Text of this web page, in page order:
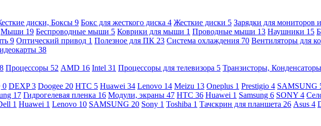
диски, Боксы 9 Бокс для жесткого диска 4 Жесткие диски 5 Зарядки для мониторов
Мыши 19 Беспроводные мыши 5 Коврики для мыши 1 Проводные мыши 13 Наушники 15
9 Оптический привод 1 Полезное для ПК 23 Система охлаждения 70 Вентиляторы для
38
Процессоры 52 AMD 16 Intel 31 Процессоры для телевизора 5 Транзисторы, Конденсаторы
0 DEXP3 Doogee 20 HTC 5 Huawei 34 Lenovo 14 Meizu 13 Oneplus 1 Prestigio 4 SAMSUNG
17 Гидрогелевая пленка 16 Модули, экраны 47 HTC 36 Huawei 1 Samsung 6 SONY 4
1 Huawei 1 Lenovo 10 SAMSUNG 20 Sony 1 Toshiba 1 Тачскрин для планшета 26 Asus 4